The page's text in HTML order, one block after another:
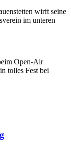
wirft seine
im unteren
Open-Air
tolles Fest bei